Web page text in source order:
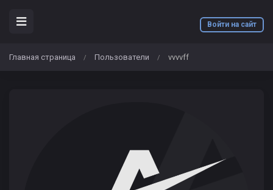
Войти на сайт
Главная страница / Пользователи / vvvvff